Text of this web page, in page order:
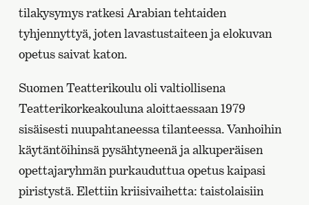
tilakysymys ratkesi Arabian tehtaiden
tyhjennyttyä, joten lavastustaiteen ja elokuvan
opetus saivat katon.
Suomen Teatterikoulu oli valtiollisena
Teatterikorkeakouluna aloittaessaan 1979
sisäisesti nuupahtaneessa tilanteessa. Vanhoihin
käytäntöihinsä pysähtyneenä ja alkuperäisen
opettajaryhmän purkauduttua opetus kaipasi
piristystä. Elettiin kriisivaihetta: taistolaisiin